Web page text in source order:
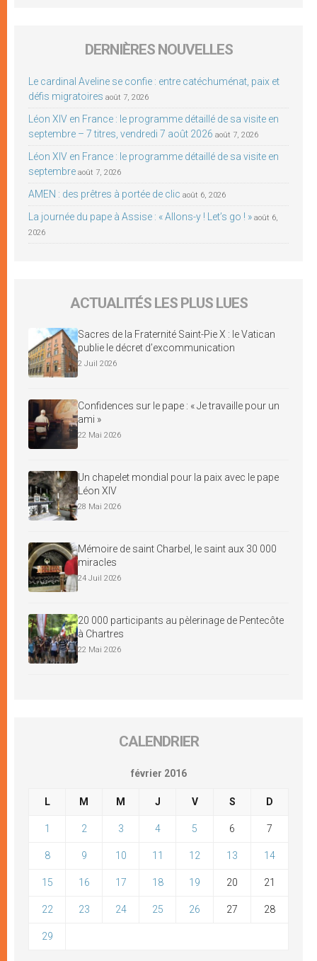
DERNIÈRES NOUVELLES
Le cardinal Aveline se confie : entre catéchuménat, paix et
défis migratoires août 7, 2026
Léon XIV en France : le programme détaillé de sa visite en
septembre – 7 titres, vendredi 7 août 2026 août 7, 2026
Léon XIV en France : le programme détaillé de sa visite en
septembre août 7, 2026
AMEN : des prêtres à portée de clic août 6, 2026
La journée du pape à Assise : « Allons-y ! Let’s go ! » août 6,
2026
ACTUALITÉS LES PLUS LUES
Sacres de la Fraternité Saint-Pie X : le Vatican
publie le décret d’excommunication
2 Juil 2026
Confidences sur le pape : « Je travaille pour un
ami »
22 Mai 2026
Un chapelet mondial pour la paix avec le pape
Léon XIV
28 Mai 2026
Mémoire de saint Charbel, le saint aux 30 000
miracles
24 Juil 2026
20 000 participants au pèlerinage de Pentecôte
à Chartres
22 Mai 2026
CALENDRIER
février 2016
L M M J V S D
1 2 3 4 5 6 7
8 9 10 11 12 13 14
15 16 17 18 19 20 21
22 23 24 25 26 27 28
29